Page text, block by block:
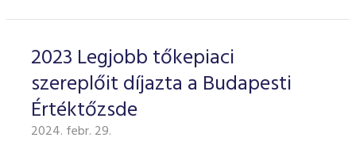
2023 Legjobb tőkepiaci
szereplőit díjazta a Budapesti
Értéktőzsde
2024. febr. 29.